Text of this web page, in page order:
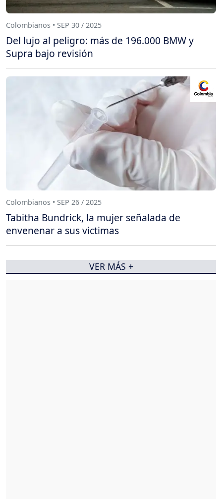
Colombianos • SEP 30 / 2025
Del lujo al peligro: más de 196.000 BMW y
Supra bajo revisión
Colombianos • SEP 26 / 2025
Tabitha Bundrick, la mujer señalada de
envenenar a sus victimas
VER MÁS +